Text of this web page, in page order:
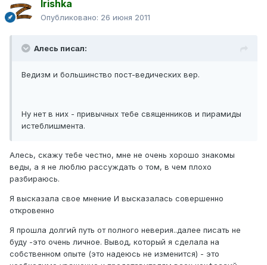
Irishka
Опубликовано: 26 июня 2011
Алесь писал:
Ведизм и большинство пост-ведических вер.
Ну нет в них - привычных тебе священников и пирамиды
истеблишмента.
Алесь, скажу тебе честно, мне не очень хорошо знакомы
веды, а я не люблю рассуждать о том, в чем плохо
разбираюсь.
Я высказала свое мнение И высказалась совершенно
откровенно
Я прошла долгий путь от полного неверия..далее писать не
буду -это очень личное. Вывод, который я сделала на
собственном опыте (это надеюсь не изменится) - это